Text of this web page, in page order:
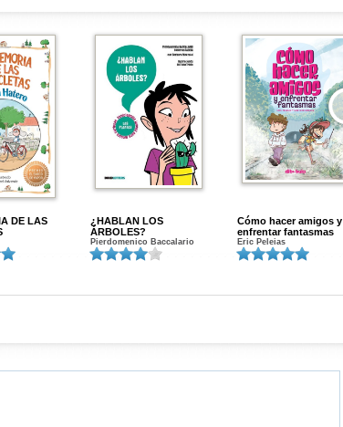
DE LAS
¿HABLAN LOS
ÁRBOLES?
Pierdomenico Baccalario
Cómo hacer amigos y
enfrentar fantasmas
Eric Peleias